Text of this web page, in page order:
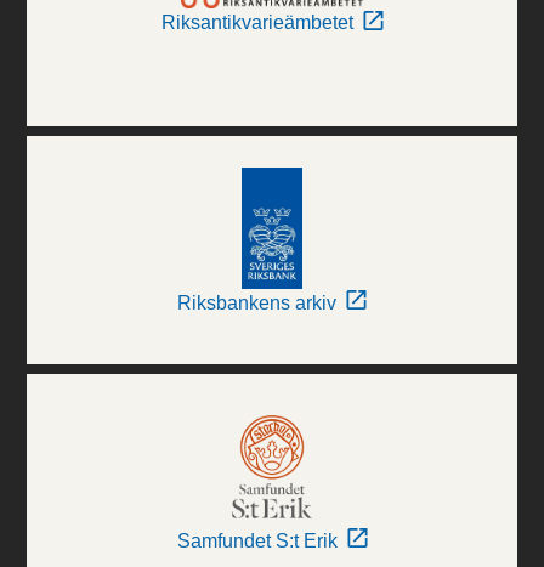
Riksantikvarieämbetet
Riksbankens arkiv
Samfundet S:t Erik